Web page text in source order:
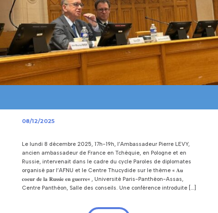
08/12/2025
Le lundi 8 décembre 2025, 17h-19h, l’Ambassadeur Pierre LEVY,
ancien ambassadeur de France en Tchéquie, en Pologne et en
Russie, intervenait dans le cadre du cycle Paroles de diplomates
organisé par l’AFNU et le Centre Thucydide sur le thème « 𝐀𝐮
𝐜𝐨𝐞𝐮𝐫 𝐝𝐞 𝐥𝐚 𝐑𝐮𝐬𝐬𝐢𝐞 𝐞𝐧 𝐠𝐮𝐞𝐫𝐫𝐞« , Université Paris-Panthéon-Assas,
Centre Panthéon, Salle des conseils. Une conférence introduite […]